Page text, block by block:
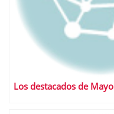
Los destacados de Mayo